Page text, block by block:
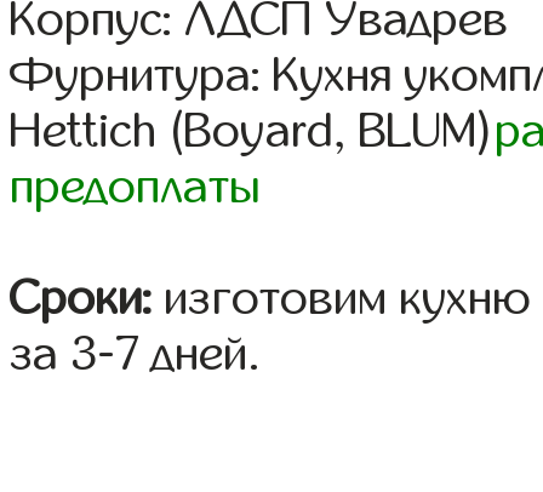
Корпус: ЛДСП Увадрев
Фурнитура: Кухня
Hettich (Boyard, BLUM)
предоплаты
Сроки: изготовим
за 3-7 дней.